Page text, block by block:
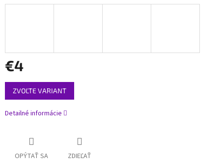
€4
Jednotková
cena:
ZVOĽTE VARIANT
Detailné informácie
OPÝTAŤ SA ZDIEĽAŤ